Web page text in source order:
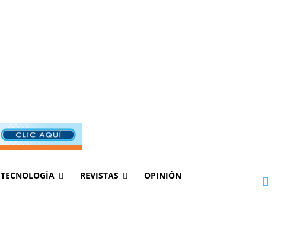
TECNOLOGÍA REVISTAS OPINIÓN